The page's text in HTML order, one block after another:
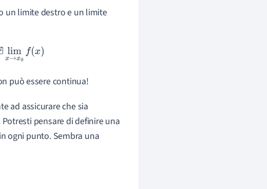
un limite destro e un limite
x→x 0f(x)
può essere continua!
ad assicurare che sia
pensare di definire una
ogni punto. Sembra una